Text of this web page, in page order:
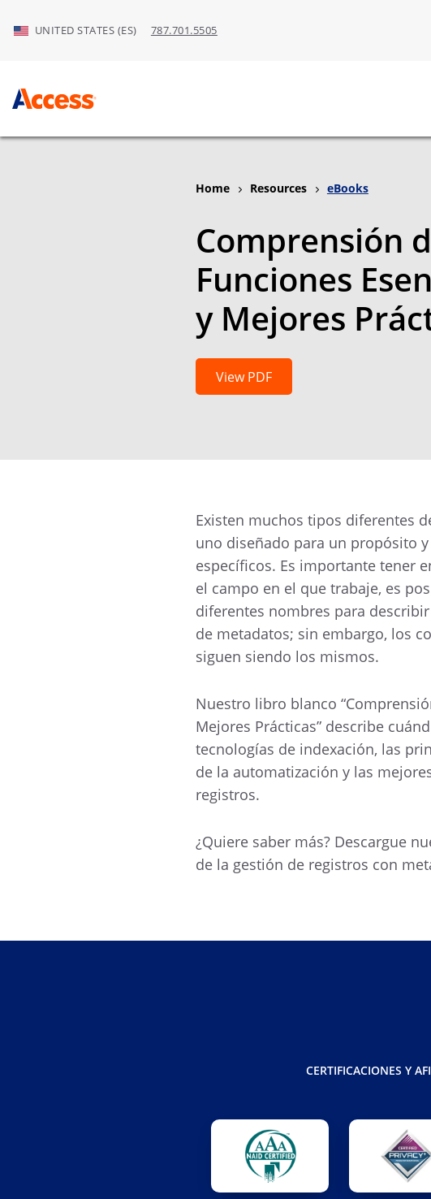
Skip to Main Content
UNITED STATES (ES) 787.701.5505
Home Resources eBooks
Comprensión
Funciones
y Mejores
View PDF
Existen muchos tipos diferentes
uno diseñado para un propósito
específicos. Es importante tener
el campo en el que trabaje, es
diferentes nombres para
de metadatos; sin embargo, los
siguen siendo los mismos.
Nuestro libro blanco
Mejores Prácticas” describe
tecnologías de indexación, las
de la automatización y las
registros.
¿Quiere saber más? Descargue
de la gestión de registros con
CERTIFICACIONES Y